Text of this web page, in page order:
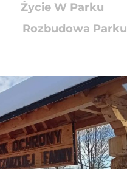
Życie W Parku
Rozbudowa Parku